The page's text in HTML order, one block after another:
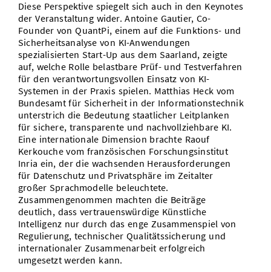
Diese Perspektive spiegelt sich auch in den Keynotes
der Veranstaltung wider. Antoine Gautier, Co-
Founder von QuantPi, einem auf die Funktions- und
Sicherheitsanalyse von KI-Anwendungen
spezialisierten Start-Up aus dem Saarland, zeigte
auf, welche Rolle belastbare Prüf- und Testverfahren
für den verantwortungsvollen Einsatz von KI-
Systemen in der Praxis spielen. Matthias Heck vom
Bundesamt für Sicherheit in der Informationstechnik
unterstrich die Bedeutung staatlicher Leitplanken
für sichere, transparente und nachvollziehbare KI.
Eine internationale Dimension brachte Raouf
Kerkouche vom französischen Forschungsinstitut
Inria ein, der die wachsenden Herausforderungen
für Datenschutz und Privatsphäre im Zeitalter
großer Sprachmodelle beleuchtete.
Zusammengenommen machten die Beiträge
deutlich, dass vertrauenswürdige Künstliche
Intelligenz nur durch das enge Zusammenspiel von
Regulierung, technischer Qualitätssicherung und
internationaler Zusammenarbeit erfolgreich
umgesetzt werden kann.